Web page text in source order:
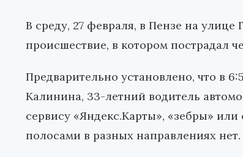
В среду, 27 февраля, в Пензе на
происшествие, в котором пострадал
Предварительно установлено, что в
Калинина, 33-летний водитель
сервису «Яндекс.Карты», «зебры»
полосами в разных направлениях нет.